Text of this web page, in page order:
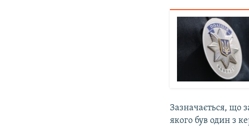
Зазначається, що
якого був один з